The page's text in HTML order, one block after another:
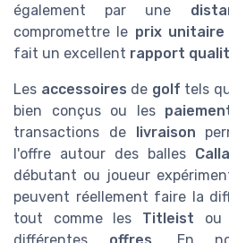
également par une
compromettre le prix unitaire
fait un excellent rapport
Les accessoires de golf tels
bien conçus ou les
transactions de livraison
l'offre autour des balles
débutant ou joueur
peuvent réellement faire la
tout comme les Titleist ou
différentes offres. En